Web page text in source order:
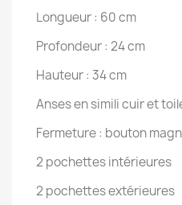
Longueur : 60 cm
Profondeur : 24 cm
Hauteur : 34 cm
Anses en simili cuir et
Fermeture : bouton
2 pochettes intérieures
2 pochettes extérieures